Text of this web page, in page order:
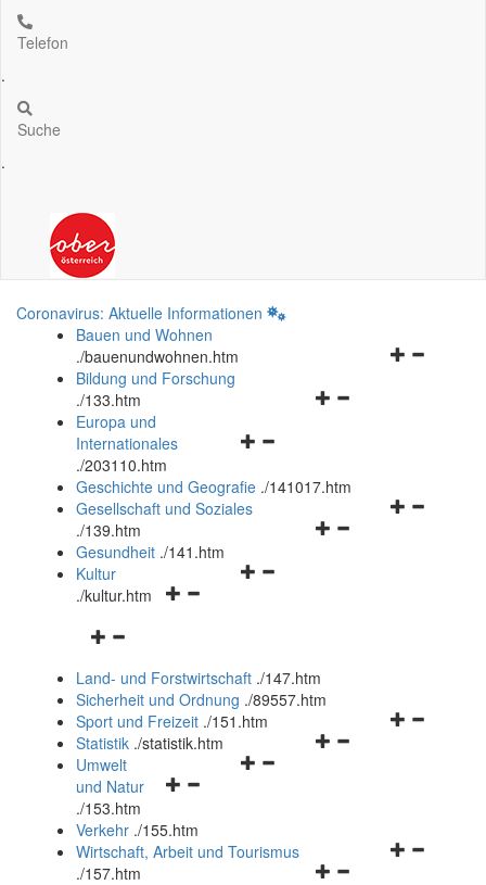
Telefon
.
Suche
.
Coronavirus: Aktuelle Informationen
Bauen und Wohnen
./bauenundwohnen.htm
Navigationsmenü
Bildung und Forschung
./133.htm
Navigationsmenü
und
schließen
Europa und
Internationales
./203110.htm
Geschichte und Geografie ./141017.htm
Navigationsmenü
Gesellschaft und Soziales
./139.htm
Navigationsmenü
Gesundheit ./141.htm
Navigationsmenü
Kultur
./kultur.htm
Navigationsmenü
und
schließen
Land- und Forstwirtschaft ./147.htm
Sicherheit und Ordnung ./89557.htm
Navigationsmenü
Sport und Freizeit ./151.htm
Navigationsmenü
Statistik ./statistik.htm
Navigationsmenü
und
schließen
Umwelt
und Natur
./153.htm
Verkehr ./155.htm
Navigationsmenü
Wirtschaft, Arbeit und Tourismus
./157.htm